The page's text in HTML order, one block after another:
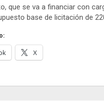
que se va a financiar con
base de licitación de
X